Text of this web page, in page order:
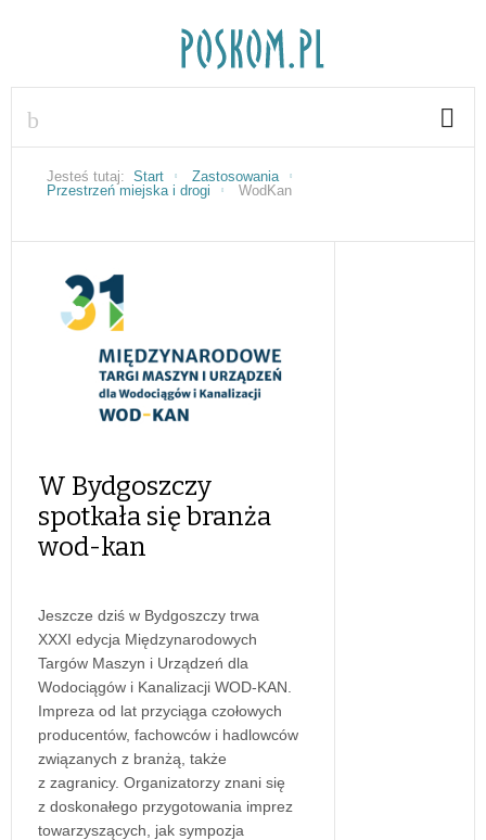
Jesteś tutaj: Start
Zastosowania
Przestrzeń miejska i drogi
WodKan
W Bydgoszczy
spotkała się branża
wod-kan
Jeszcze dziś w Bydgoszczy trwa
XXXI edycja Międzynarodowych
Targów Maszyn i Urządzeń dla
Wodociągów i Kanalizacji WOD-KAN.
Impreza od lat przyciąga czołowych
producentów, fachowców i hadlowców
związanych z branżą, także
z zagranicy. Organizatorzy znani się
z doskonałego przygotowania imprez
towarzyszących, jak sympozja